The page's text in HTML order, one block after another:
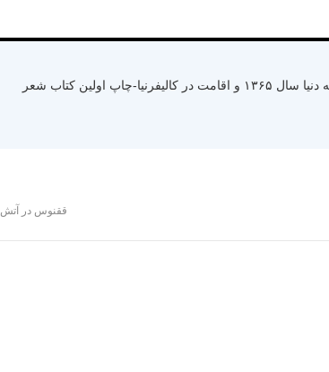
متولد سال ۱۳۳۰ رشت استان گیلان- کسب لیسانس از دانشگاه ملی ایران- کوچ به ینگه دنیا سال ۱۳۶۵ و اقامت در کالیفرنیا-چاپ اولین کتاب شعر
ققنوس در آتش